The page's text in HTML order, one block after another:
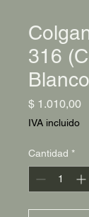
316
$ 1.010,00
IVA incluido
Cantidad *